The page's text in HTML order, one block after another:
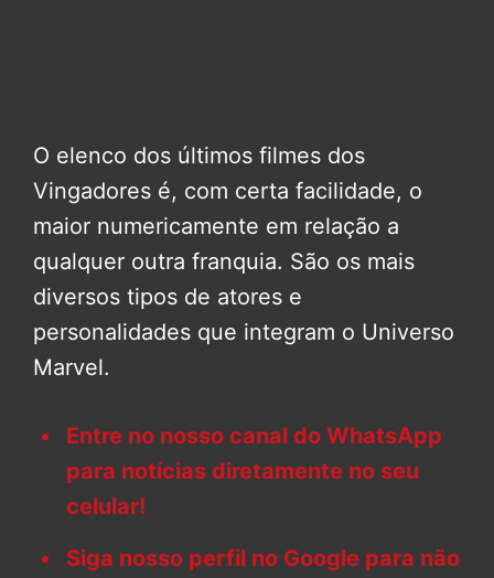
O elenco dos últimos filmes dos
Vingadores é, com certa facilidade, o
maior numericamente em relação a
qualquer outra franquia. São os mais
diversos tipos de atores e
personalidades que integram o Universo
Marvel.
Entre no nosso canal do WhatsApp
para notícias diretamente no seu
celular!
Siga nosso perfil no Google para não